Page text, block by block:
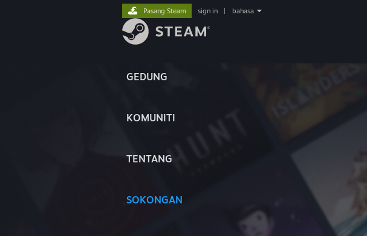
GEDUNG
KOMUNITI
TENTANG
SOKONGAN
Pasang Steam sign in bahasa